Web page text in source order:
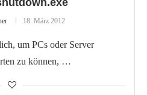
18. März 2012
um PCs oder Server
zu können, …